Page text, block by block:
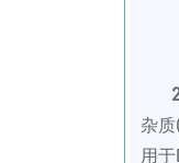
杂
用于